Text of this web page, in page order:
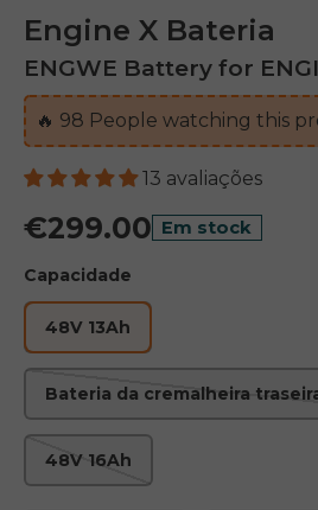
Engine X Bateria
ENGWE Battery for
🔥 98 People watching this
13 avaliações
€299.00 Em stock
Capacidade
48V 13Ah
Bateria da cremalheira
48V 16Ah